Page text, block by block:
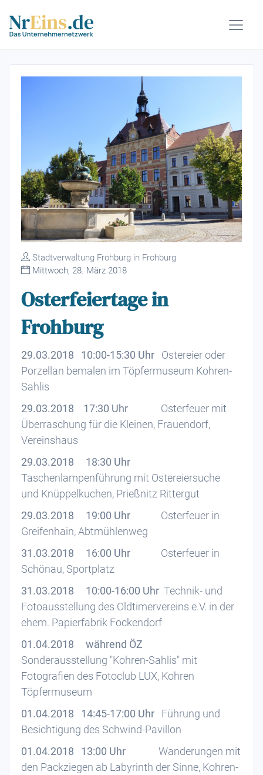
Stadtverwaltung Frohburg in Frohburg
Mittwoch, 28. März 2018
Osterfeiertage in
Frohburg
29.03.2018 10:00-15:30 Uhr
Ostereier oder
Porzellan bemalen im Töpfermuseum Kohren-
Sahlis
29.03.2018 17:30 Uhr
Osterfeuer mit
Überraschung für die Kleinen, Frauendorf,
Vereinshaus
29.03.2018 18:30 Uhr
Taschenlampenführung mit Ostereiersuche
und Knüppelkuchen, Prießnitz Rittergut
29.03.2018 19:00 Uhr
Osterfeuer in
Greifenhain, Abtmühlenweg
31.03.2018 16:00 Uhr
Osterfeuer in
Schönau, Sportplatz
31.03.2018 10:00-16:00 Uhr Technik- und
Fotoausstellung des Oldtimervereins e.V. in der
ehem. Papierfabrik Fockendorf
01.04.2018 während ÖZ
Sonderausstellung "Kohren-Sahlis" mit
Fotografien des Fotoclub LUX, Kohren
Töpfermuseum
01.04.2018 14:45-17:00 Uhr Führung und
Besichtigung des Schwind-Pavillon
01.04.2018 13:00 Uhr
Wanderungen mit
den Packziegen ab Labyrinth der Sinne, Kohren-